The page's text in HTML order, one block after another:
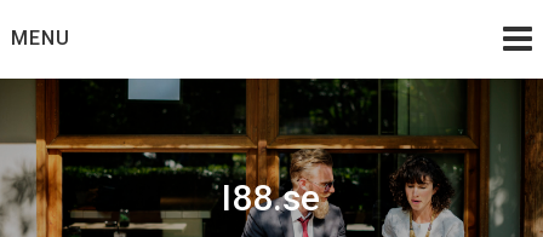
toMENU
I88.se